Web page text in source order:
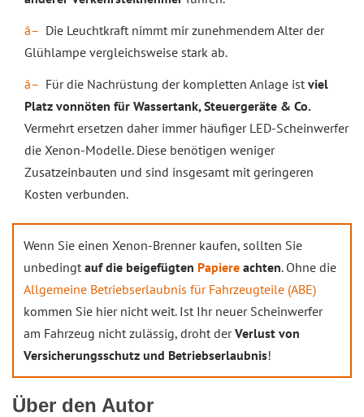
Die Leuchtkraft nimmt mir zunehmendem Alter der
Glühlampe vergleichsweise stark ab.
Für die Nachrüstung der kompletten Anlage ist viel
Platz vonnöten für Wassertank, Steuergeräte & Co.
Vermehrt ersetzen daher immer häufiger LED-Scheinwerfer
die Xenon-Modelle. Diese benötigen weniger
Zusatzeinbauten und sind insgesamt mit geringeren
Kosten verbunden.
Wenn Sie einen Xenon-Brenner kaufen, sollten Sie
unbedingt auf die beigefügten Papiere achten. Ohne die
Allgemeine Betriebserlaubnis für Fahrzeugteile (ABE)
kommen Sie hier nicht weit. Ist Ihr neuer Scheinwerfer
am Fahrzeug nicht zulässig, droht derVerlust von
Versicherungsschutz und Betriebserlaubnis!
Über den Autor